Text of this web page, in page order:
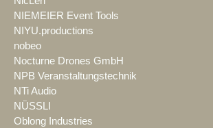
NIEMEIER Event Tools
NIYU.productions
nobeo
Nocturne Drones GmbH
NPB Veranstaltungstechnik
NTi Audio
NÜSSLI
Oblong Industries